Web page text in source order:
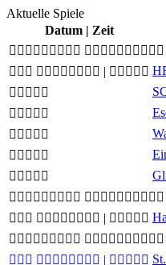
Aktuelle Spiele
Datum | Zeit
 
  | 





 
  | 
 
  | 